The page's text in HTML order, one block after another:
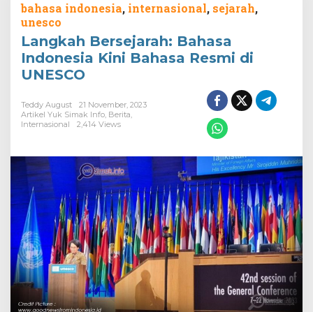
Bahasa
Kini
Bahasa
Resmi
bahasa indonesia, internasional, sejarah,
unesco
Langkah Bersejarah: Bahasa
Indonesia Kini Bahasa Resmi di
UNESCO
Teddy August
21 November, 2023
Artikel Yuk Simak Info, Berita,
Internasional
2,414 Views